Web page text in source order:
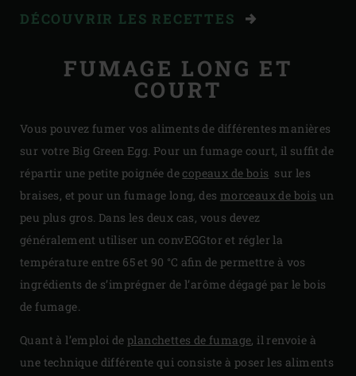
DÉCOUVRIR LES RECETTES
FUMAGE LONG ET
COURT
Vous pouvez fumer vos aliments de différentes manières
sur votre Big Green Egg. Pour un fumage court, il suffit de
répartir une petite poignée decopeaux de bois sur les
braises, et pour un fumage long, des morceaux de bois un
peu plus gros. Dans les deux cas, vous devez
généralement utiliser un convEGGtor et régler la
température entre 65 et 90 °C afin de permettre à vos
ingrédients de s’imprégner de l’arôme dégagé par le bois
de fumage.
Quant à l’emploi de planchettes de fumage, il renvoie à
une technique différente qui consiste à poser les aliments